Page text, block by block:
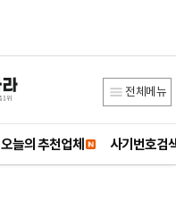
전체메뉴
오늘의 추천업체 사기번호검